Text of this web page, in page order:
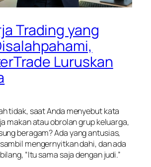
Trading yang
Luruskan
tidak, saat Anda menyebut kata
makan atau obrolan grup keluarga,
beragam? Ada yang antusias,
mengernyitkan dahi, dan ada
“Itu sama saja dengan judi.”